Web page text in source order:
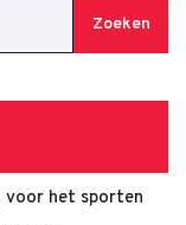
Zoeken
het sporten